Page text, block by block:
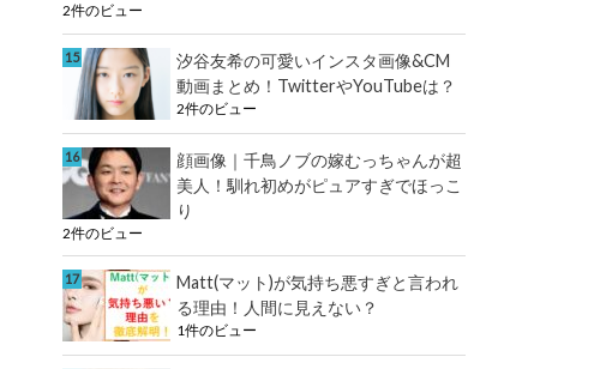
2件のビュー
汐谷友希の可愛いインスタ画像&CM
動画まとめ！TwitterやYouTubeは？
2件のビュー
顔画像｜千鳥ノブの嫁むっちゃんが超
美人！馴れ初めがピュアすぎでほっこ
り
2件のビュー
Matt(マット)が気持ち悪すぎと言われ
る理由！人間に見えない？
1件のビュー